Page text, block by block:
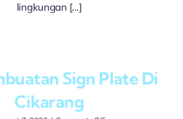
lingkungan [...]
Sign Plate Di
Cikarang